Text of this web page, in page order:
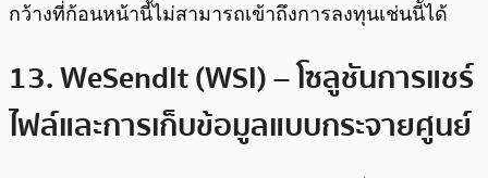
กว้างที่ก้อนหน้านี้ไม่สามารถเข้าถึงการลงทุนเช่นนีัได้
13. WeSendIt (WSI) – โซลูชันการแชร์
ไฟล์และการเก็บข้อมูลแบบกระจายศูนย์